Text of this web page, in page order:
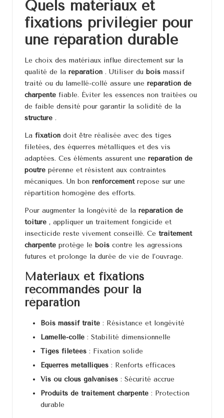
Quels matériaux et
fixations privilégier pour
une réparation durable
Le choix des matériaux influe directement sur la
qualité de la réparation . Utiliser du bois massif
traité ou du lamellé-collé assure une réparation de
charpente fiable. Éviter les essences non traitées ou
de faible densité pour garantir la solidité de la
structure .
La fixation doit être réalisée avec des tiges
filetées, des équerres métalliques et des vis
adaptées. Ces éléments assurent une réparation de
poutre pérenne et résistent aux contraintes
mécaniques. Un bon renforcement repose sur une
répartition homogène des efforts.
Pour augmenter la longévité de la réparation de
toiture , appliquer un traitement fongicide et
insecticide reste vivement conseillé. Ce traitement
charpente protège le bois contre les agressions
futures et prolonge la durée de vie de l’ouvrage.
Matériaux et fixations
recommandés pour la
réparation
Bois massif traité : Résistance et longévité
Lamellé-collé : Stabilité dimensionnelle
Tiges filetées : Fixation solide
Équerres métalliques : Renforts efficaces
Vis ou clous galvanisés : Sécurité accrue
Produits de traitement charpente : Protection
durable